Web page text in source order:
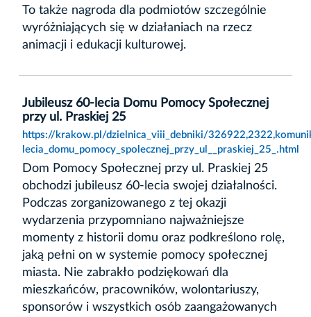
To także nagroda dla podmiotów szczególnie
wyróżniających się w działaniach na rzecz
animacji i edukacji kulturowej.
Jubileusz 60-lecia Domu Pomocy Społecznej
przy ul. Praskiej 25
https://krakow.pl/dzielnica_viii_debniki/
lecia_domu_pomocy_spolecznej_przy_ul__praskiej_25_.html
Dom Pomocy Społecznej przy ul. Praskiej 25
obchodzi jubileusz 60-lecia swojej działalności.
Podczas zorganizowanego z tej okazji
wydarzenia przypomniano najważniejsze
momenty z historii domu oraz podkreślono rolę,
jaką pełni on w systemie pomocy społecznej
miasta. Nie zabrakło podziękowań dla
mieszkańców, pracowników, wolontariuszy,
sponsorów i wszystkich osób zaangażowanych